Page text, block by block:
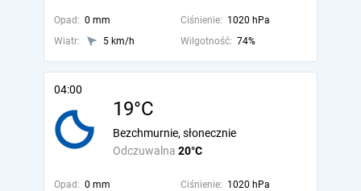
Opad: 0 mm Ciśnienie: 1020 hPa
Wiatr:
5 km/h Wilgotność: 74%
04:00
19°C
Odczuwalna 20°C
Bezchmurnie, słonecznie
Opad: 0 mm Ciśnienie: 1020 hPa